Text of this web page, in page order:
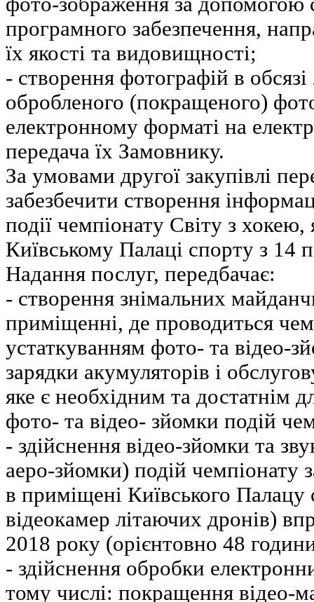
програмного забезпечення,
їх якості та видовищності;
- створення фотографій в обсязі
обробленого (покращеного)
електронному форматі на
передача їх Замовнику.
За умовами другої закупівлі
забезбечити створення
події чемпіонату Світу з
Київському Палаці спорту з 14
Надання послуг, передбачає:
- створення знімальних
приміщенні, де проводиться
устаткуванням фото- та відео-
зарядки акумуляторів і
яке є необхідним та достатнім
фото- та відео- зйомки подій
- здійснення відео-зйомки та
аеро-зйомки) подій чемпіонату
в приміщені Київського Палацу
відеокамер літаючих дронів)
2018 року (орієнтовно 48
- здійснення обробки
тому числі: покращення відео-